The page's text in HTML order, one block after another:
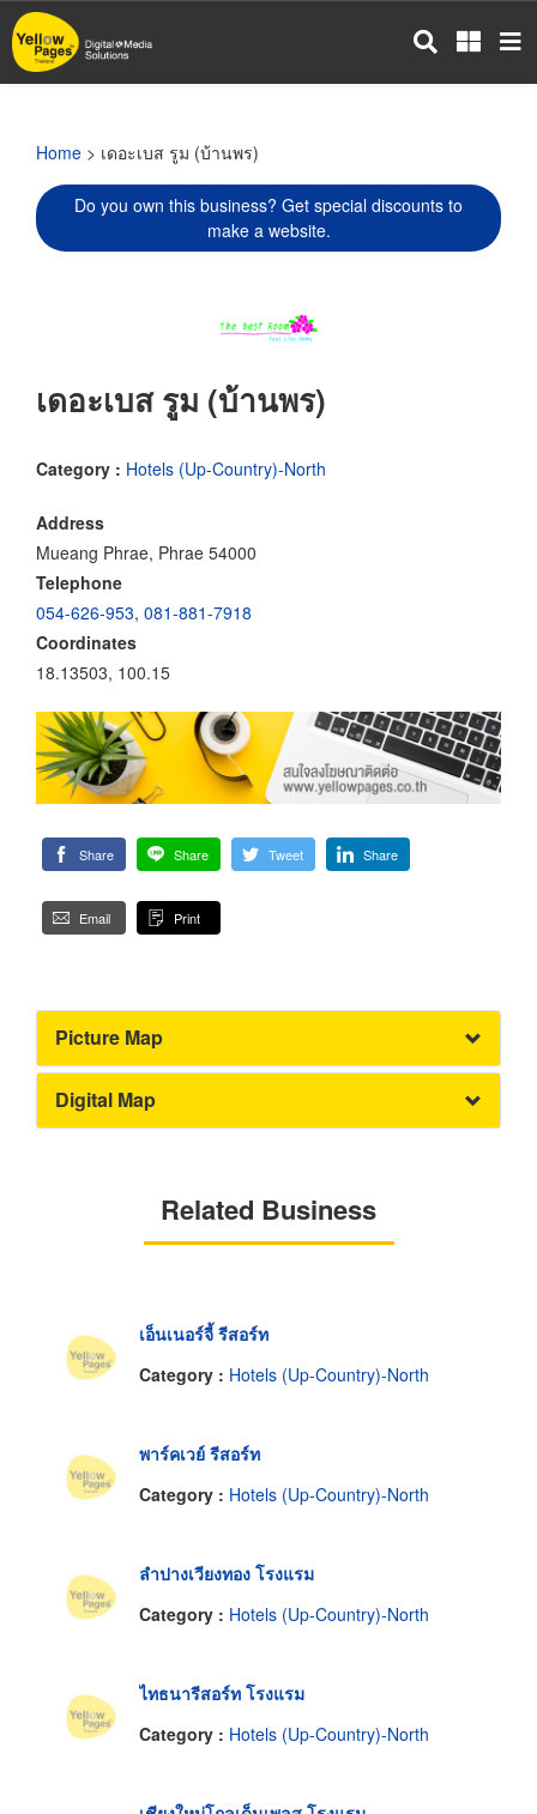
Skip
to
main
Home > เดอะเบส รูม (บ้านพร)
Do you own this business? Get special discounts to
make a website.
เดอะเบส รูม (บ้านพร)
Category : Hotels (Up-Country)-North
Address
Mueang Phrae, Phrae 54000
Telephone
054-626-953, 081-881-7918
Coordinates
18.13503, 100.15
Share Share Tweet Share
Email Print
Picture Map
Digital Map
Related Business
เอ็นเนอร์จี้ รีสอร์ท
Category : Hotels (Up-Country)-North
พาร์คเวย์ รีสอร์ท
Category : Hotels (Up-Country)-North
ลำปางเวียงทอง โรงแรม
Category : Hotels (Up-Country)-North
ไทธนารีสอร์ท โรงแรม
Category : Hotels (Up-Country)-North